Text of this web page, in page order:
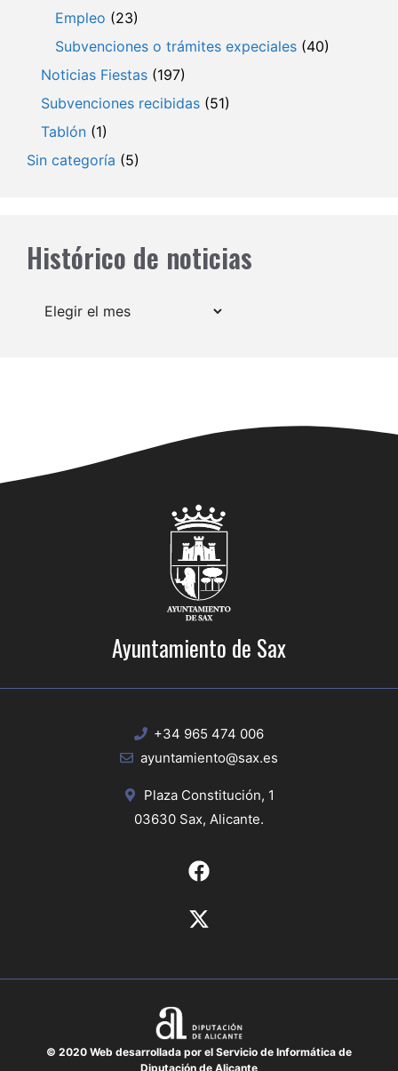
Empleo (23)
Subvenciones o trámites expeciales (40)
Noticias Fiestas (197)
Subvenciones recibidas (51)
Tablón (1)
Sin categoría (5)
Histórico de noticias
Archivos
Ayuntamiento de Sax
+34 965 474 006
ayuntamiento@sax.es
Plaza Constitución, 1
03630 Sax, Alicante.
© 2020 Web desarrollada por el Servicio de Informática de
Diputación de Alicante